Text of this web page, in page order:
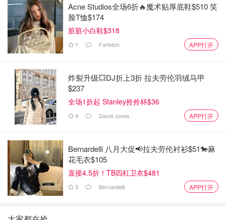
Acne Studios全场6折🔥魔术贴厚底鞋$510 笑
脸T恤$174
脏脏小白鞋$318
1 Farfetch APP打开
炸裂升级💥DJ折上3折 拉夫劳伦羽绒马甲
$237
全场1折起 Stanley拎拎杯$36
4 David Jones APP打开
Bernardelli 八月大促📢拉夫劳伦衬衫$51🐎麻
花毛衣$105
直接4.5折！TB四杠卫衣$481
3 Bernardelli APP打开